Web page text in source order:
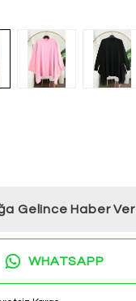
Gelince Haber Ver
WHATSAPP